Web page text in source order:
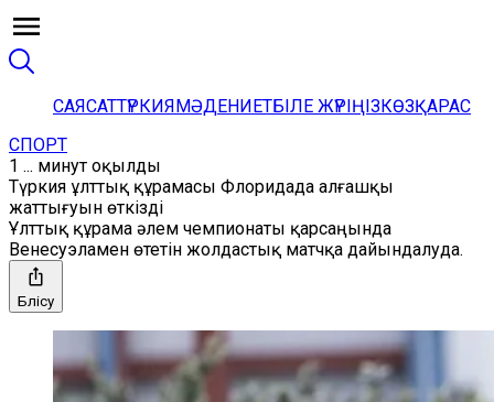
САЯСАТТҮРКИЯМӘДЕНИЕТБІЛЕ ЖҮРІҢІЗКӨЗҚАРАС
СПОРТ
1 ... минут оқылды
Түркия ұлттық құрамасы Флоридада алғашқы
жаттығуын өткізді
Ұлттық құрама әлем чемпионаты қарсаңында
Венесуэламен өтетін жолдастық матчқа дайындалуда.
Бөлісу